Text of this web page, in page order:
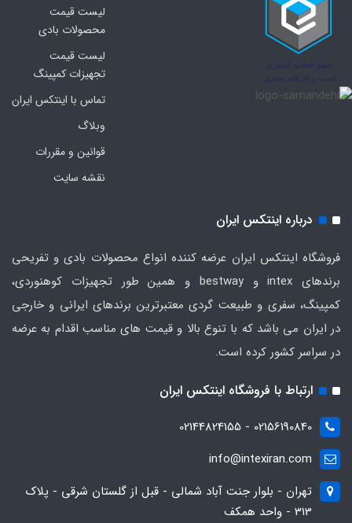
لیست قیمت
محصولات بادی
لیست قیمت
تجهیزات کمپینگ
تماس با اینتکس ایران
وبلاگ
قوانین و مقررات
نقشه سایت
درباره اینتکس ایران
فروشگاه اینتکس ایران عرضه کننده انواع محصولات بادی و تفریحی
برندهای intex و bestway و همین طور تجهیزات کوهنوردی،
کمپینگ، سفری و طبیعت گردی معتبرترین برندهای ایرانی و خارجی
در ایران می باشد که با تنوع بالا و قیمت های مناسب اقدام به عرضه
در سراسر کشور کرده است.
ارتباط با فروشگاه اینتکس ایران
02156190840 - 02144824155
info@intexiran.com
تهران - بلوار جنت آباد شمالی - قبل از گلستان شرقی - پلاک
313 - واحد همکف